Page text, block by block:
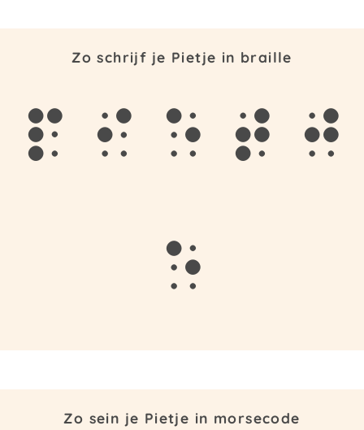
Zo schrijf je Pietje in braille
p i e t j
e
Zo sein je Pietje in morsecode